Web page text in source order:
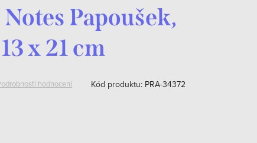
Papoušek,
x 21 cm
hodnocení Kód produktu: PRA-34372